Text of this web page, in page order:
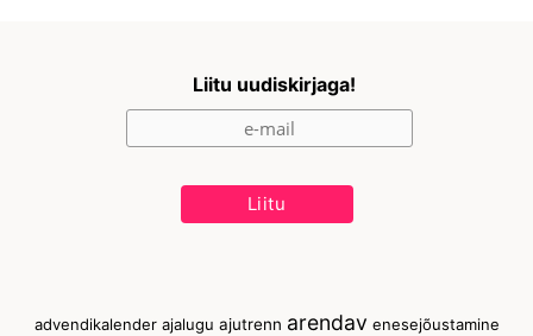
Liitu uudiskirjaga!
advendikalender ajalugu ajutrenn arendav enesejõustamine